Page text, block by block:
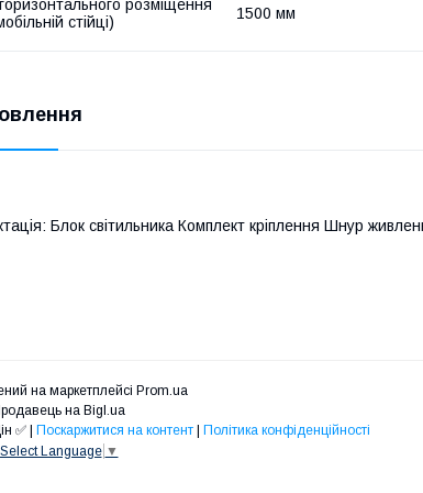
розміщення
стійці)
1500 мм
Блок світильника Комплект кріплення Шнур
на маркетплейсі Prom.ua
на Bigl.ua
Поскаржитися на контент
Політика конфіденційності
Select Language ▼